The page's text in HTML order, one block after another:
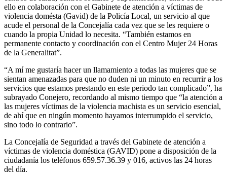
ello en colaboración con el Gabinete de atención a víctimas de
violencia domésta (Gavid) de la Policía Local, un servicio al que
acude el personal de la Concejalía cada vez que se les requiere o
cuando la propia Unidad lo necesita. “También estamos en
permanente contacto y coordinación con el Centro Mujer 24 Horas
de la Generalitat”.
“A mí me gustaría hacer un llamamiento a todas las mujeres que se
sientan amenazadas para que no duden ni un minuto en recurrir a los
servicios que estamos prestando en este periodo tan complicado”, ha
subrayado Conejero, recordando al mismo tiempo que “la atención a
las mujeres víctimas de la violencia machista es un servicio esencial,
de ahí que en ningún momento hayamos interrumpido el servicio,
sino todo lo contrario”.
La Concejalía de Seguridad a través del Gabinete de atención a
víctimas de violencia doméstica (GAVID) pone a disposición de la
ciudadanía los teléfonos 659.57.36.39 y 016, activos las 24 horas
del día.